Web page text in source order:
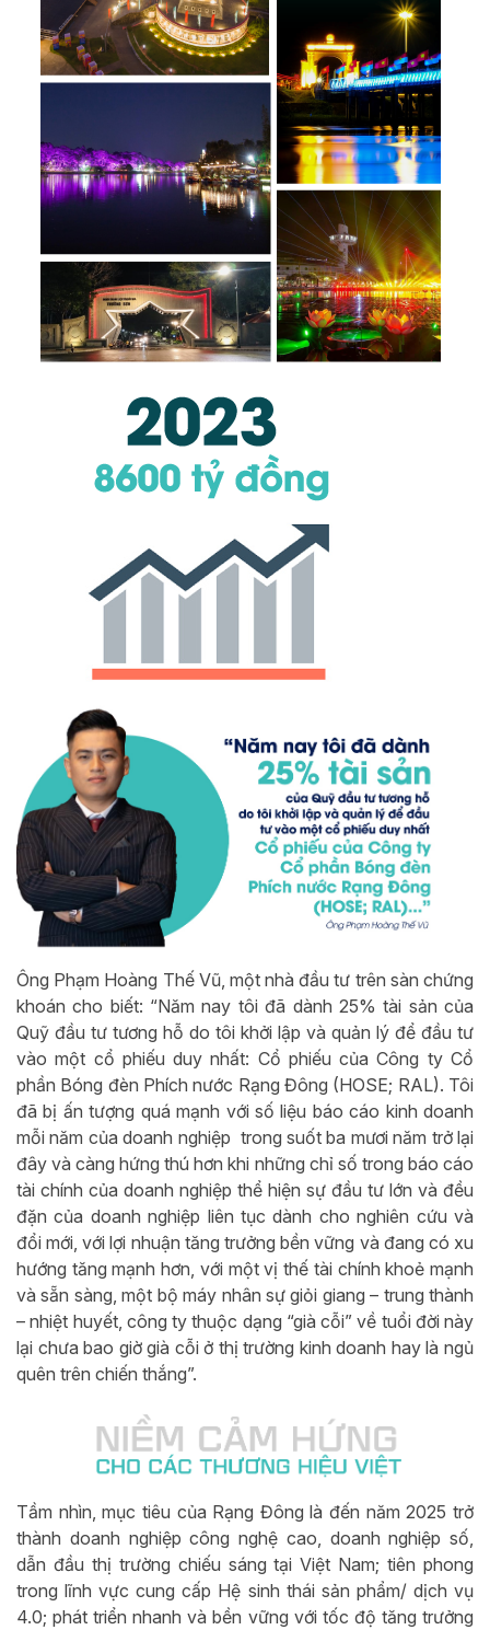
Ông Phạm Hoàng Thế Vũ, một nhà đầu tư trên sàn chứng
khoán cho biết: “Năm nay tôi đã dành 25% tài sản của
Quỹ đầu tư tương hỗ do tôi khởi lập và quản lý để đầu tư
vào một cổ phiếu duy nhất: Cổ phiếu của Công ty Cổ
phần Bóng đèn Phích nước Rạng Đông (HOSE; RAL). Tôi
đã bị ấn tượng quá mạnh với số liệu báo cáo kinh doanh
mỗi năm của doanh nghiệp trong suốt ba mươi năm trở lại
đây và càng hứng thú hơn khi những chỉ số trong báo cáo
tài chính của doanh nghiệp thể hiện sự đầu tư lớn và đều
đặn của doanh nghiệp liên tục dành cho nghiên cứu và
đổi mới, với lợi nhuận tăng trưởng bền vững và đang có xu
hướng tăng mạnh hơn, với một vị thế tài chính khoẻ mạnh
và sẵn sàng, một bộ máy nhân sự giỏi giang – trung thành
– nhiệt huyết, công ty thuộc dạng “già cỗi” về tuổi đời này
lại chưa bao giờ già cỗi ở thị trường kinh doanh hay là ngủ
quên trên chiến thắng”.
Tầm nhìn, mục tiêu của Rạng Đông là đến năm 2025 trở
thành doanh nghiệp công nghệ cao, doanh nghiệp số,
dẫn đầu thị trường chiếu sáng tại Việt Nam; tiên phong
trong lĩnh vực cung cấp Hệ sinh thái sản phẩm/ dịch vụ
4.0; phát triển nhanh và bền vững với tốc độ tăng trưởng